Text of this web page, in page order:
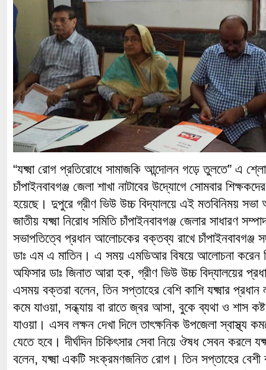
“যক্ষ্মা রোগ প্রতিরোধে সামাজকি আন্দোলন গড়ে তুলতে” এ
চাঁপাইনবাবগঞ্জ জেলা শাখা নাটাবের উদ্যোগে সোমবার
হয়েছে। দুপুরে গ্রীণ ভিউ উচ্চ বিদ্যালয়ে এই মতবিনিময় সভা
জাতীয় যক্ষ্মা নিরোধ সমিতি চাঁপাইনবাবগঞ্জ জেলার সাধারণ
সভাপতিত্বে প্রধান আলোচকের বক্তব্য রাখে চাঁপাইনবাবগঞ্জ
ডাঃ এম এ মাতিন। এ সময় এমডিআর বিষয়ে আলোচনা করেন
অফিসার ডাঃ জিনাত আরা হক, গ্রীণ ভিউ উচ্চ বিদ্যালয়ের
এসময় বক্তরা বলেন, তিন সপ্তাহের বেশি কাশি যক্ষ্মার
কমে যাওয়া, সন্ধ্যায় বা রাতে জ্বর আসা, বুকে ব্যথা ও শাস
যাওয়া। এসব লক্ষন দেখা দিলে তাৎক্ষনিক উপজেলা স্বাস্থ্য
যেতে হবে। দীর্ঘদিন চিকিৎসার সেবা নিয়ে ঔষধ সেবন করলে
বলেন, যক্ষ্মা একটি সংক্রমণজনিত রোগ। তিন সপ্তাহের বেশী